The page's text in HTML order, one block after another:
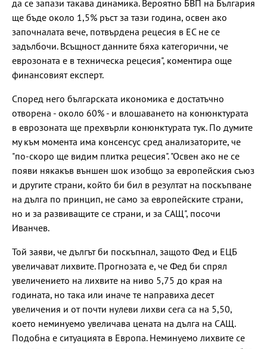
да се запази такава динамика. Вероятно БВП на България
ще бъде около 1,5% ръст за тази година, освен ако
започналата вече, потвърдена рецесия в ЕС не се
задълбочи. Всъщност данните бяха категорични, че
еврозоната е в техническа рецесия", коментира още
финансовият експерт.
Според него българската икономика е достатъчно
отворена - около 60% - и влошаването на конюнктурата
в еврозоната ще прехвърли конюнктурата тук. По думите
му към момента има консенсус сред анализаторите, че
"по-скоро ще видим плитка рецесия". "Освен ако не се
появи някакъв външен шок изобщо за европейския съюз
и другите страни, който би бил в резултат на поскъпване
на дълга по принцип, не само за европейските страни,
но и за развиващите се страни, и за САЩ", посочи
Иванчев.
Той заяви, че дългът би поскъпнал, защото Фед и ЕЦБ
увеличават лихвите. Прогнозата е, че Фед би спрял
увеличението на лихвите на ниво 5,75 до края на
годината, но така или иначе те направиха десет
увеличения и от почти нулеви лихви сега са на 5,50,
което неминуемо увеличава цената на дълга на САЩ.
Подобна е ситуацията в Европа. Неминуемо лихвите се